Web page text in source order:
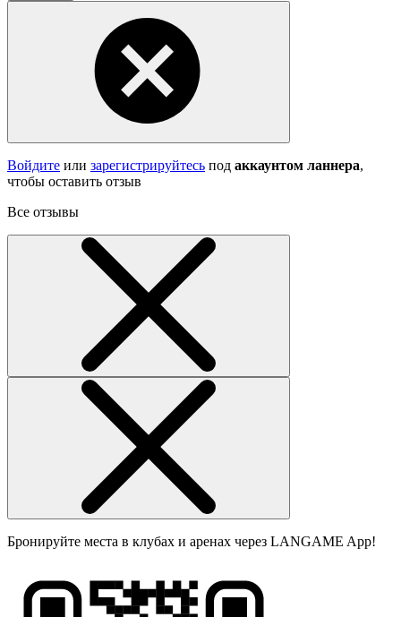
Войдите или зарегистрируйтесь под аккаунтом ланнера,
чтобы оставить отзыв
Все отзывы
Бронируйте места в клубах и аренах через LANGAME App!